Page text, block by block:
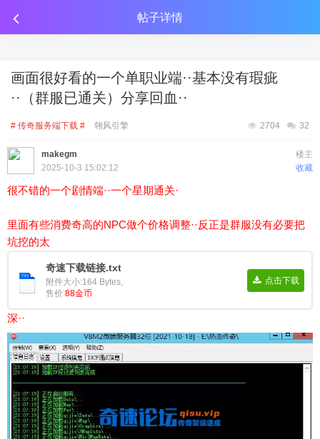
传奇工具分享 点击金币投放广告 点击金币投放广告
帖子详情
画面很好看的一个单职业端··基本没有瑕疵
··（群服已通关）分享回血··
# 传奇服务端下载 # 翎风引擎 32
2704
楼主
makegm
收藏
2025-10-3 15:02:12
很不错的一个剧情端··一个星期通关·
里面有些消费奇高的NPC做个价格调整··反正是群服没有必要把
坑挖的太
奇速下载链接.txt
附件大小:164 Bytes,
售价:88金币
点击下载
深··